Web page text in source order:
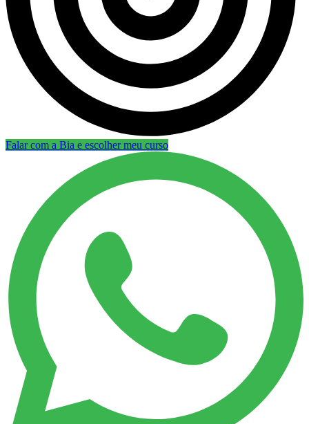
Falar com a Bia e escolher meu curso